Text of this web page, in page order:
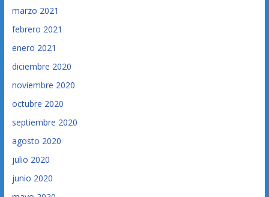
marzo 2021
febrero 2021
enero 2021
diciembre 2020
noviembre 2020
octubre 2020
septiembre 2020
agosto 2020
julio 2020
junio 2020